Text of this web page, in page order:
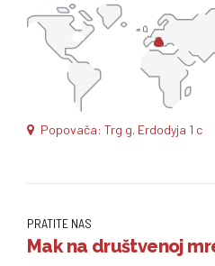
Popovača: Trg g. Erdodyja 1 c
PRATITE NAS
Mak na društvenoj